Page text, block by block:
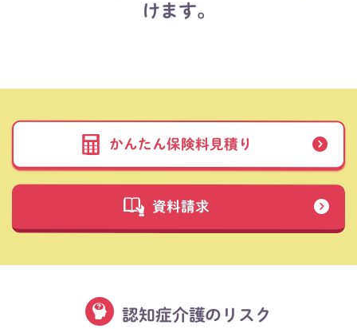
けます。
かんたん保険料見積り
資料請求
認知症介護のリスク